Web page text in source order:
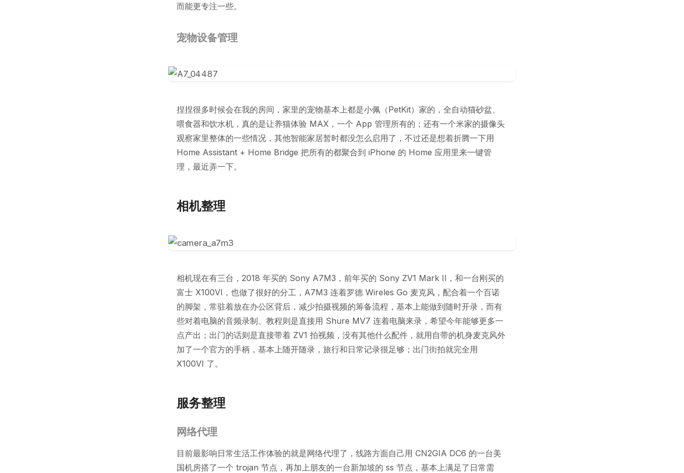
而能更专注一些。
宠物设备管理
捏捏很多时候会在我的房间，家里的宠物基本上都是小佩（PetKit）家的，全自动猫砂盆、
喂食器和饮水机，真的是让养猫体验 MAX，一个 App 管理所有的；还有一个米家的摄像头
观察家里整体的一些情况，其他智能家居暂时都没怎么启用了，不过还是想着折腾一下用
Home Assistant + Home Bridge 把所有的都聚合到 iPhone 的 Home 应用里来一键管
理，最近弄一下。
相机整理
相机现在有三台，2018 年买的 Sony A7M3，前年买的 Sony ZV1 Mark II，和一台刚买的
富士 X100VI，也做了很好的分工，A7M3 连着罗德 Wireles Go 麦克风，配合着一个百诺
的脚架，常驻着放在办公区背后，减少拍摄视频的筹备流程，基本上能做到随时开录，而有
些对着电脑的音频录制、教程则是直接用 Shure MV7 连着电脑来录，希望今年能够更多一
点产出；出门的话则是直接带着 ZV1 拍视频，没有其他什么配件，就用自带的机身麦克风外
加了一个官方的手柄，基本上随开随录，旅行和日常记录很足够；出门街拍就完全用
X100VI 了。
服务整理
网络代理
目前最影响日常生活工作体验的就是网络代理了，线路方面自己用 CN2GIA DC6 的一台美
国机房搭了一个 trojan 节点，再加上朋友的一台新加坡的 ss 节点，基本上满足了日常需